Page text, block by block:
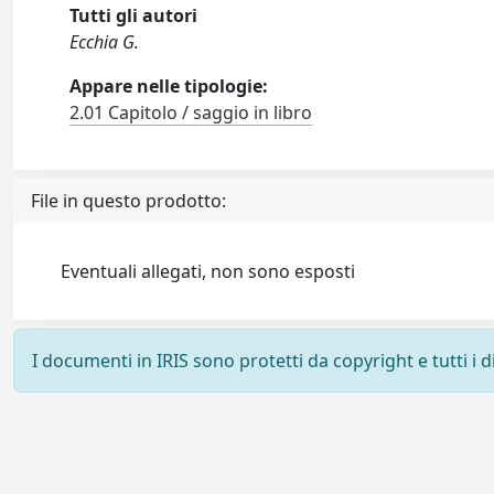
Tutti gli autori
Ecchia G.
Appare nelle tipologie:
2.01 Capitolo / saggio in libro
File in questo prodotto:
Eventuali allegati, non sono esposti
I documenti in IRIS sono protetti da copyright e tutti i